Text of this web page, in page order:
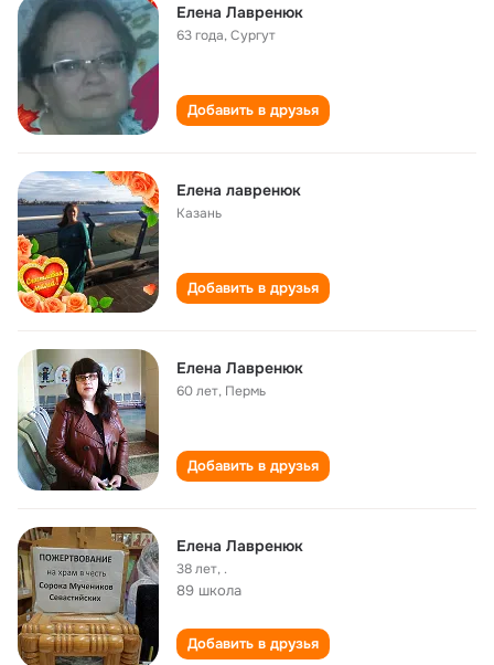
Елена Лавренюк
63 года,Сургут
Добавить в друзья
Елена лавренюк
Казань
Добавить в друзья
Елена Лавренюк
60 лет, Пермь
Добавить в друзья
Елена Лавренюк
38 лет, .
89 школа
Добавить в друзья